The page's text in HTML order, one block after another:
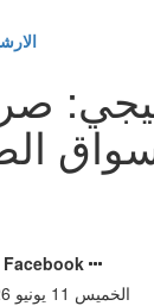
أسواق
إنشر فى Facebook
الخميس 11 يونيو 2026 01:04 صباحاً